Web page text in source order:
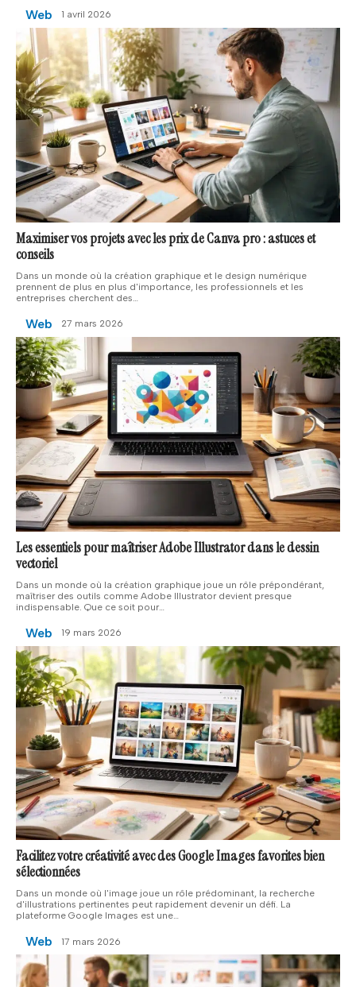
Web 1 avril 2026
Maximiser vos projets avec les prix de Canva pro : astuces et
conseils
Dans un monde où la création graphique et le design numérique
prennent de plus en plus d'importance, les professionnels et les
entreprises cherchent des
Web 27 mars 2026
Les essentiels pour maîtriser Adobe Illustrator dans le dessin
vectoriel
Dans un monde où la création graphique joue un rôle prépondérant,
maîtriser des outils comme Adobe Illustrator devient presque
indispensable. Que ce soit pour…
Web 19 mars 2026
Facilitez votre créativité avec des Google Images favorites bien
sélectionnées
Dans un monde où l'image joue un rôle prédominant, la recherche
d'illustrations pertinentes peut rapidement devenir un défi. La
plateforme Google Images est une…
Web 17 mars 2026